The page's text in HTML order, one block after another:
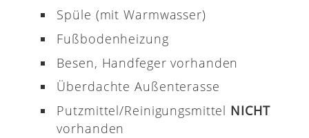
Spüle (mit Warmwasser)
Fußbodenheizung
Besen, Handfeger vorhanden
Überdachte Außenterasse
Putzmittel/Reinigungsmittel NICHT
vorhanden